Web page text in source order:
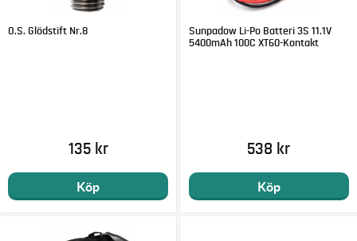
O.S. Glödstift Nr.8
135 kr
Köp
Sunpadow Li-Po Batteri 3S 11.1V
5400mAh 100C XT60-Kontakt
538 kr
Köp